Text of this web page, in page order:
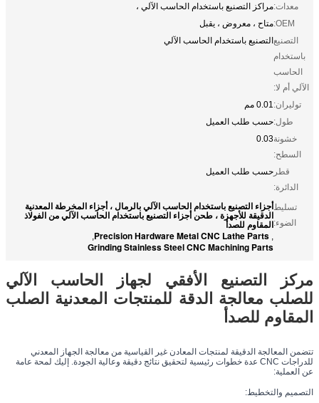
معدات:مراكز التصنيع باستخدام الحاسب الآلي ،
OEM: متاح ، معروض ، يقبل
التصنيع
باستخدام
الحاسب
الآلي أم لا:
التصنيع باستخدام الحاسب الآلي
توليران:0.01 مم
طول:حسب طلب العميل
خشونة
السطح:
0.03
قطر
الدائرة:
حسب طلب العميل
تسليط
الضوء:
أجزاء التصنيع باستخدام الحاسب الآلي بالرمال ، أجزاء المخرطة المعدنية
الدقيقة للأجهزة ، طحن أجزاء التصنيع باستخدام الحاسب الآلي من الفولاذ
المقاوم للصدأ
,
Precision Hardware Metal CNC Lathe Parts
,
Grinding Stainless Steel CNC Machining Parts
مركز التصنيع الأفقي لجهاز الحاسب الآلي
للصلب معالجة الدقة للمنتجات المعدنية الصلب
المقاوم للصدأ
تتضمن المعالجة الدقيقة لمنتجات المعادن غير القياسية من معالجة الجهاز المعدني
للدراجات CNC عدة خطوات رئيسية لتحقيق نتائج دقيقة وعالية الجودة. إليك لمحة عامة
عن العملية:
التصميم والتخطيط: